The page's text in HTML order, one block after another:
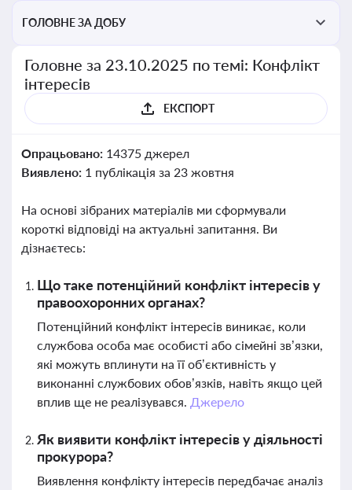
ГОЛОВНЕ ЗА ДОБУ
Головне за 23.10.2025 по темі: Конфлікт
інтересів
ЕКСПОРТ
Опрацьовано: 14375 джерел
Виявлено: 1 публікація за 23 жовтня
На основі зібраних матеріалів ми сформували
короткі відповіді на актуальні запитання. Ви
дізнаєтесь:
Що таке потенційний конфлікт інтересів у
правоохоронних органах?
Потенційний конфлікт інтересів виникає, коли
службова особа має особисті або сімейні зв’язки,
які можуть вплинути на її об’єктивність у
виконанні службових обов’язків, навіть якщо цей
вплив ще не реалізувався. Джерело
Як виявити конфлікт інтересів у діяльності
прокурора?
Виявлення конфлікту інтересів передбачає аналіз